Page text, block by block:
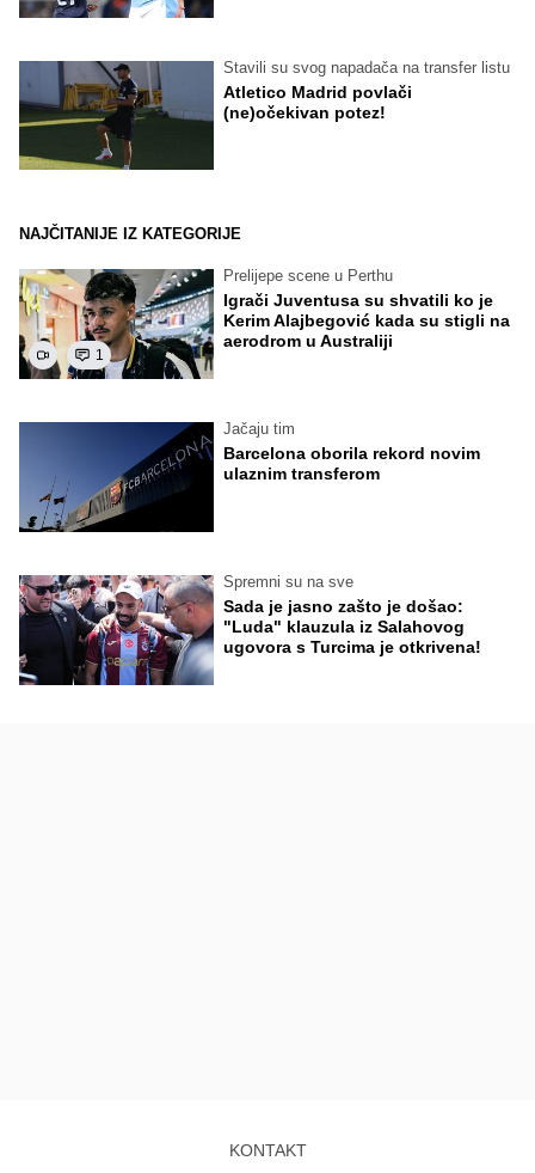
Stavili su svog napadača na transfer listu
Atletico Madrid povlači
(ne)očekivan potez!
NAJČITANIJE IZ KATEGORIJE
1
Prelijepe scene u Perthu
Igrači Juventusa su shvatili ko je
Kerim Alajbegović kada su stigli na
aerodrom u Australiji
Jačaju tim
Barcelona oborila rekord novim
ulaznim transferom
Spremni su na sve
Sada je jasno zašto je došao:
"Luda" klauzula iz Salahovog
ugovora s Turcima je otkrivena!
KONTAKT